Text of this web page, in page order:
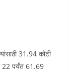
31.94 कोटी
22 पर्यंत 61.69